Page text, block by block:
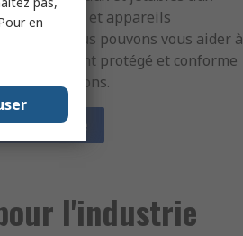
filtrants et appareils
nous pouvons vous aider à
entièrement protégé et conforme
la gamme
l'industrie
en